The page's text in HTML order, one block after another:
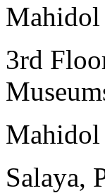
Mahidol
3rd
Salaya,